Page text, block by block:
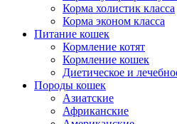
Корма холистик класса
Корма эконом класса
Питание кошек
Кормление котят
Кормление кошек
Диетическое и
Породы кошек
Азиатские
Африканские